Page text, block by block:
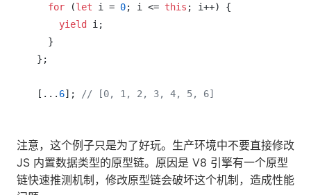
for (let i = 0; i <= this ; i++) {
yield i;
  }
};
[... 6]; // [0, 1, 2, 3, 4, 5, 6]
注意，这个例子只是为了好玩。生产环境中不要直接修改
JS 内置数据类型的原型链。原因是 V8 引擎有一个原型
链快速推测机制，修改原型链会破坏这个机制，造成性能